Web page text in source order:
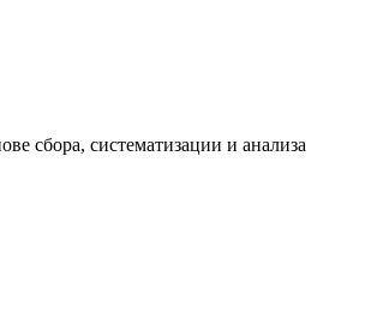
сбора, систематизации и анализа